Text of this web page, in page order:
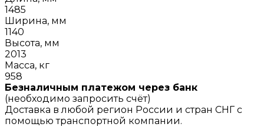
1485
Ширина, мм
1140
Высота, мм
2013
Масса, кг
958
Безналичным платежом через банк
(необходимо запросить счёт)
Доставка в любой регион России и стран СНГ с
помощью транспортной компании.